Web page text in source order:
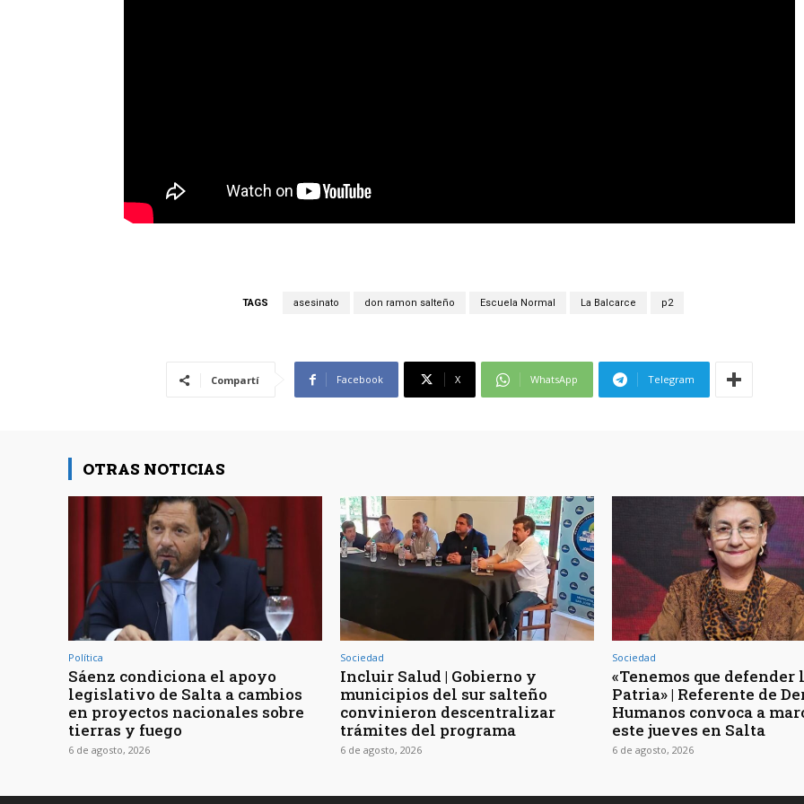
TAGS asesinato don ramon salteño Escuela Normal La Balcarce p2
Compartí Facebook X WhatsApp Telegram
OTRAS NOTICIAS
Política
Sáenz condiciona el apoyo
legislativo de Salta a cambios
en proyectos nacionales sobre
tierras y fuego
6 de agosto, 2026
Sociedad
Incluir Salud | Gobierno y
municipios del sur salteño
convinieron descentralizar
trámites del programa
6 de agosto, 2026
Sociedad
«Tenemos que defender
Patria» | Referente de
Humanos convoca a
este jueves en Salta
6 de agosto, 2026